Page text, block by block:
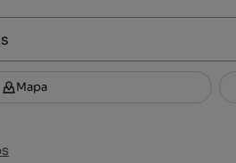
Filtros 2
Mapa